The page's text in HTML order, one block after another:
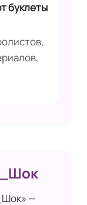
буклеты
—